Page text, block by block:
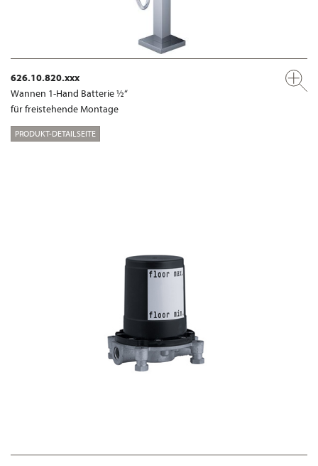
626.10.820.xxx
Wannen 1-Hand Batterie ½“
für freistehende Montage
PRODUKT-DETAILSEITE